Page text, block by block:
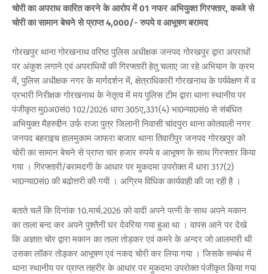
चोरी का अपराध कारित करने के आरोप में 01 नफर अभियुक्त गिरफ्तार, कब्जे से
चोरी का सामान बेचने से प्राप्त 4,000/- रुपये व आभूषण बरामद
गोरखपुर थाना गोरखनाथ वरिष्ठ पुलिस अधीक्षक जनपद गोरखपुर द्वारा अपराधों
पर अंकुश लगाने एवं अपराधियों की गिरफ्तारी हेतु चलाए जा रहे अभियान के क्रम
में, पुलिस अधीक्षक नगर के मार्गदर्शन में, क्षेत्राधिकारी गोरखनाथ के पर्यवेक्षण में व
प्रभारी निरीक्षक गोरखनाथ के नेतृत्व में मय पुलिस टीम द्वारा थाना स्थानीय पर
पंजीकृत मु0अ0सं0 102/2026 धारा 305ए,331(4) भा0न्या0सं0 से संबंधित
अभियुक्त मैहरुद्दीन उर्फ राजा पुत्र जिलानी निवासी चांदपुरा थाना कोतवाली नगर
जनपद बहराइच हालमुकाम जाफरा बाजार थाना तिवारीपुर जनपद गोरखपुर को
चोरी का सामान बेचने से प्राप्त चार हजार रुपये व आभूषण के साथ गिरफ्तार किया
गया । गिरफ्तारी/बरामदगी के आधार पर मुकदमा उपरोक्त में धारा 317(2)
भा0न्या0सं0 की बढोत्तरी की गयी । अग्रिम विधिक कार्यवाही की जा रही है ।
बताते चलें कि दिनांक 10.मार्च.2026 को वादी अपने पत्नी के साथ अपने मकान
का ताला बन्द कर अपने पुश्तैनी घर देवरिया गया हुआ था । वापस आने पर देखे
कि अज्ञात चोर द्वारा मकान का ताला तोड़कर एवं कमरे के अन्दर जो आलमारी थी
उसका लॉकर तोड़कर आभूषण एवं नकद चोरी कर लिया गया । जिसके सम्बंध में
थाना स्थानीय पर प्राप्त तहरीर के आधार पर मुकदमा उपरोक्त पंजीकृत किया गया